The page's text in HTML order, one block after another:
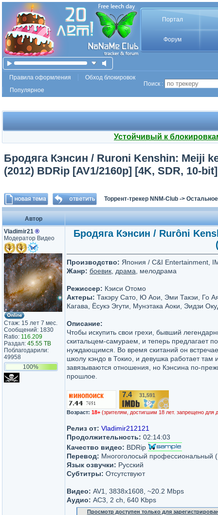
Портал
Форум
Правила оформления
Обход блокировок
Популярное
Поиск :
Устойчивый к
Бродяга Кэнсин / Ruroni Kenshin: Meiji
(2012) BDRip [AV1/2160p] [4K, SDR, 10-
Торрент-трекер NNM-Club -> Остальное
Автор
Vladimir21 ®
Модератор Видео
Стаж: 15 лет 7 мес.
Сообщений: 1830
Ratio: 116.209
Раздал: 45.55 TB
Поблагодарили:
49958
100%
Бродяга Кэнсин / Rurôni
Производство: Япония / C&I Entertainment,
Жанр: боевик драма , мелодрама
Режиссер: Кэиси Отомо
Актеры: Такэру Сато, Ю Аои, Эми Такэи, Го
Кагава, Ёсукэ Эгути, Мунэтака Аоки, Эидзи
Описание:
Чтобы искупить свои грехи, бывший
скитальцем-самураем, и теперь предлагает
нуждающимся. Во время скитаний он
школу кэндо в Токио, и девушка работает
завязываются отношения, но Кэнсина по-
прошлое.
7.4/10 31,591
Возраст: 18+ (зрителям, достигшим 18 лет. запрещено для
Релиз от: Vladimir212121
Продолжительность: 02:14:03
Качество видео: BDRip
Перевод: Многоголосый профессиональный
Язык озвучки: Русский
Субтитры: Отсутствуют
Видео: AV1, 3838x1608, ~20.2 Mbps
Аудио: AC3, 2 ch, 640 Kbps
Просмотр доступен только для